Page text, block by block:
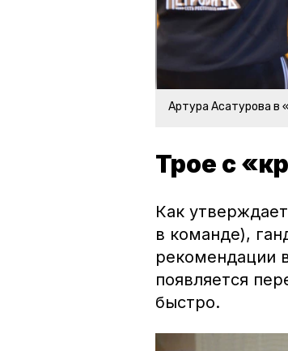
Артура Асатурова в
Трое с
Как
в команде),
рекомендации
появляется
быстро.